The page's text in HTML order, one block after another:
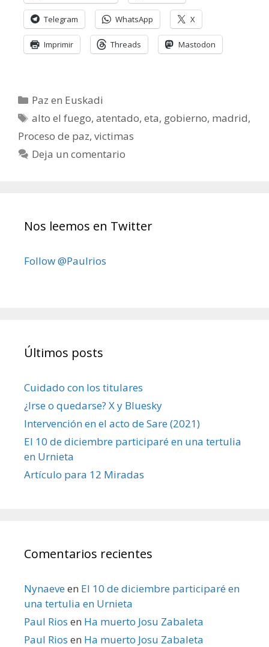
Telegram WhatsApp X
Imprimir Threads Mastodon
Categorías
Paz en Euskadi
Etiquetas
alto el fuego,atentado,eta, gobierno, madrid,
Proceso de paz, victimas
Deja un comentario
Nos leemos en Twitter
Follow @Paulrios
Últimos posts
Cuidado con los titulares
¿Irse o quedarse? X y Bluesky
Intervención en el acto de Sare (2021)
El 10 de diciembre participaré en una tertulia
en Urnieta
Artículo para 12 Miradas
Comentarios recientes
Nynaeveen El 10 de diciembre participaré en
una tertulia en Urnieta
Paul Rios en Ha muerto Josu Zabaleta
Paul Rios en Ha muerto Josu Zabaleta